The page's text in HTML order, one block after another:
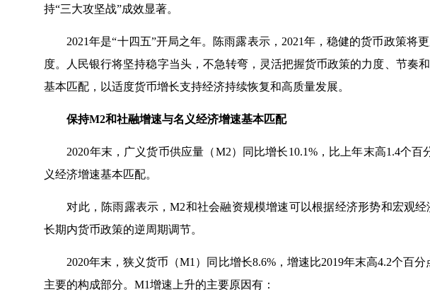
持“三大攻坚战”成效显著。
2021年是“十四五”开局之年。陈雨露表示，2021年，稳健的货币政策将
度。人民银行将坚持稳字当头，不急转弯，灵活把握货币政策的力度、节奏
基本匹配，以适度货币增长支持经济持续恢复和高质量发展。
保持M2和社融增速与名义经济增速基本匹配
2020年末，广义货币供应量（M2）同比增长10.1%，比上年末高1.4个百
义经济增速基本匹配。
对此，陈雨露表示，M2和社会融资规模增速可以根据经济形势和宏观经
长期内货币政策的逆周期调节。
2020年末，狭义货币（M1）同比增长8.6%，增速比2019年末高4.2个百
主要的构成部分。M1增速上升的主要原因有：